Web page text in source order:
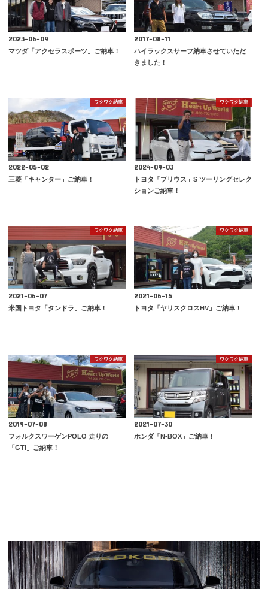
2023-06-09
マツダ「アクセラスポーツ」ご納車！
2017-08-11
ハイラックスサーフ納車させていただ
きました！
ワクワク納車
2022-05-02
三菱「キャンター」ご納車！
ワクワク納車
2024-09-03
トヨタ「プリウス」S ツーリングセレク
ションご納車！
ワクワク納車
2021-06-07
米国トヨタ「タンドラ」ご納車！
ワクワク納車
2021-06-15
トヨタ「ヤリスクロスHV」ご納車！
ワクワク納車
2019-07-08
フォルクスワーゲンPOLO 走りの
「GTI」ご納車！
ワクワク納車
2021-07-30
ホンダ「N-BOX」ご納車！